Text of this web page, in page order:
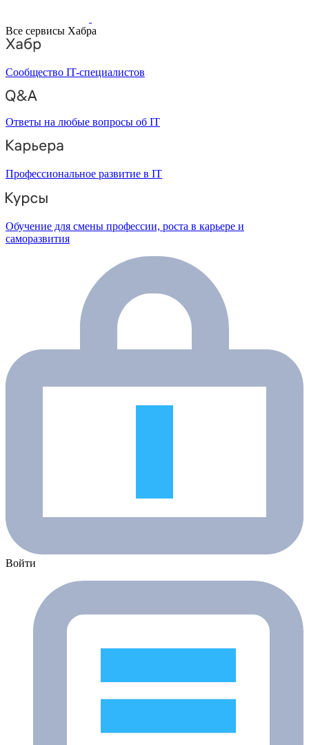
Все сервисы Хабра
Сообщество IT-специалистов
Ответы на любые вопросы об IT
Профессиональное развитие в IT
Обучение для смены профессии, роста в карьере и
саморазвития
Войти